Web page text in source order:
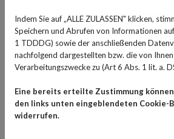
Sauerstoff mitbringt. Dazu ist
Stoßlüften wesentlich besser
gekippt zu lassen. Denn so dauert
wesentlich länger und es wird kühler in
hohe Temperatur zu kommen.
Gut lüften und
Indem Sie auf „ALLE ZULASSEN" klicken,
Speichern und Abrufen von Informationen
1 TDDDG) sowie der anschließenden
nachfolgend dargestellten bzw. die von
Verarbeitungszwecke zu (Art 6 Abs. 1 lit. a.
Eine bereits erteilte Zustimmung
den links unten eingeblendeten
widerrufen.